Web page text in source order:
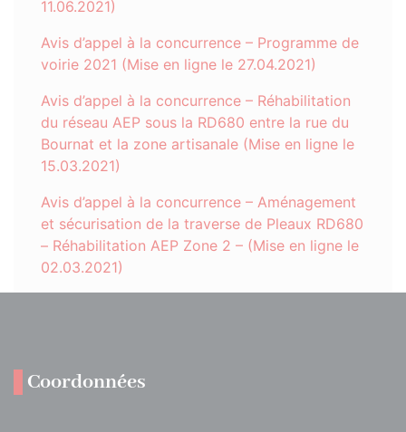
11.06.2021)
Avis d’appel à la concurrence – Programme de
voirie 2021 (Mise en ligne le 27.04.2021)
Avis d’appel à la concurrence – Réhabilitation
du réseau AEP sous la RD680 entre la rue du
Bournat et la zone artisanale (Mise en ligne le
15.03.2021)
Avis d’appel à la concurrence – Aménagement
et sécurisation de la traverse de Pleaux RD680
– Réhabilitation AEP Zone 2 – (Mise en ligne le
02.03.2021)
Coordonnées